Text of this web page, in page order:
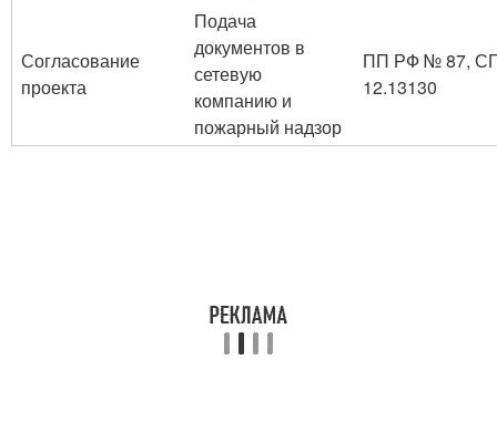
Согласование
проекта
Подача
документов в
сетевую
компанию и
пожарный надзор
ПП РФ № 87,
12.13130